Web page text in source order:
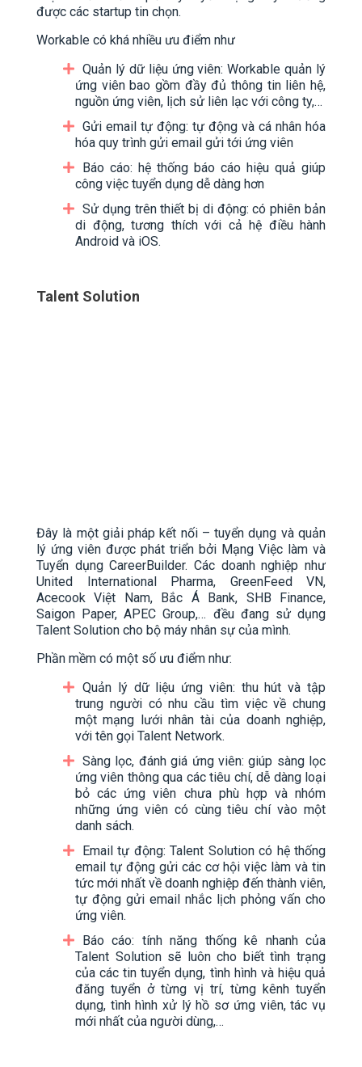
được các startup tin chọn.
Workable có khá nhiều ưu điểm như
Quản lý dữ liệu ứng viên: Workable quản lý
ứng viên bao gồm đầy đủ thông tin liên hệ,
nguồn ứng viên, lịch sử liên lạc với công ty,…
Gửi email tự động: tự động và cá nhân hóa
hóa quy trình gửi email gửi tới ứng viên
Báo cáo: hệ thống báo cáo hiệu quả giúp
công việc tuyển dụng dễ dàng hơn
Sử dụng trên thiết bị di động: có phiên bản
di động, tương thích với cả hệ điều hành
Android và iOS.
Talent Solution
Đây là một giải pháp kết nối – tuyển dụng và quản
lý ứng viên được phát triển bởi Mạng Việc làm và
Tuyển dụng CareerBuilder. Các doanh nghiệp như
United International Pharma, GreenFeed VN,
Acecook Việt Nam, Bắc Á Bank, SHB Finance,
Saigon Paper, APEC Group,… đều đang sử dụng
Talent Solution cho bộ máy nhân sự của mình.
Phần mềm có một số ưu điểm như:
Quản lý dữ liệu ứng viên: thu hút và tập
trung người có nhu cầu tìm việc về chung
một mạng lưới nhân tài của doanh nghiệp,
với tên gọi Talent Network.
Sàng lọc, đánh giá ứng viên: giúp sàng lọc
ứng viên thông qua các tiêu chí, dễ dàng loại
bỏ các ứng viên chưa phù hợp và nhóm
những ứng viên có cùng tiêu chí vào một
danh sách.
Email tự động: Talent Solution có hệ thống
email tự động gửi các cơ hội việc làm và tin
tức mới nhất về doanh nghiệp đến thành viên,
tự động gửi email nhắc lịch phỏng vấn cho
ứng viên.
Báo cáo: tính năng thống kê nhanh của
Talent Solution sẽ luôn cho biết tình trạng
của các tin tuyển dụng, tình hình và hiệu quả
đăng tuyển ở từng vị trí, từng kênh tuyển
dụng, tình hình xử lý hồ sơ ứng viên, tác vụ
mới nhất của người dùng,…